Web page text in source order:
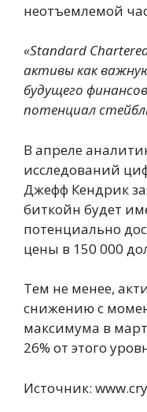
неотъемлемой
«Standard
активы как
будущего
потенциал
В апреле
исследований
Джефф Кендрик
биткойн будет
потенциально
цены в 150 000
Тем не менее,
снижению с
максимума в
26% от этого
Источник: